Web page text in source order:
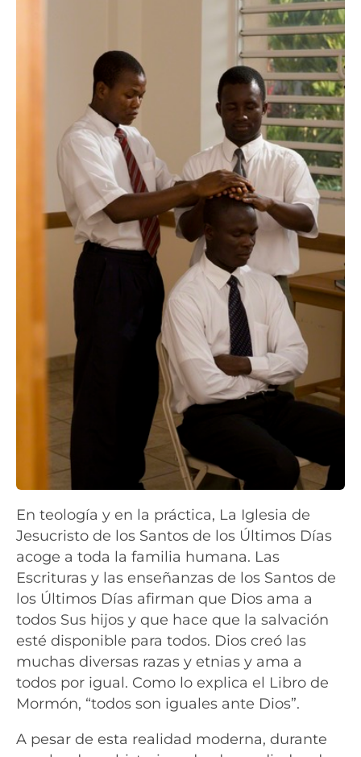
En teología y en la práctica, La Iglesia de
Jesucristo de los Santos de los Últimos Días
acoge a toda la familia humana. Las
Escrituras y las enseñanzas de los Santos de
los Últimos Días afirman que Dios ama a
todos Sus hijos y que hace que la salvación
esté disponible para todos. Dios creó las
muchas diversas razas y etnias y ama a
todos por igual. Como lo explica el Libro de
Mormón, “todos son iguales ante Dios”.
A pesar de esta realidad moderna, durante